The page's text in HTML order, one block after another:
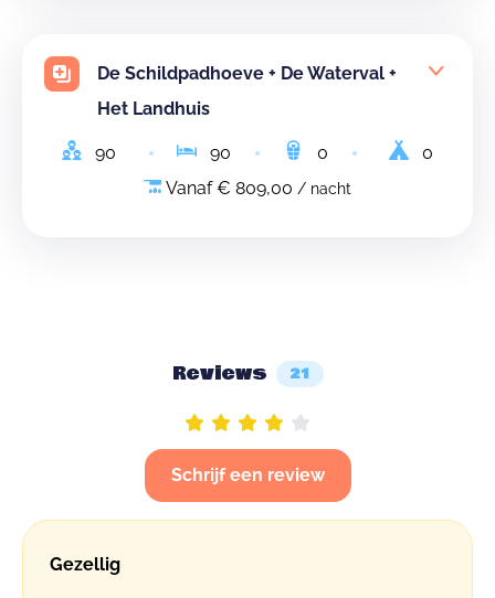
De Schildpadhoeve + De Waterval +
Het Landhuis
90 90 0
0
Vanaf € 809,00 / nacht
Reviews 21
Schrijf een review
Gezellig